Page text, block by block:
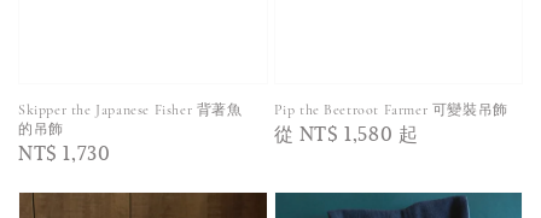
Skipper the Japanese Fisher 背著魚
的吊飾
Regular
NT$ 1,730
Pip the Beetroot Farmer 可變裝吊飾
Regular
從 NT$ 1,580 起